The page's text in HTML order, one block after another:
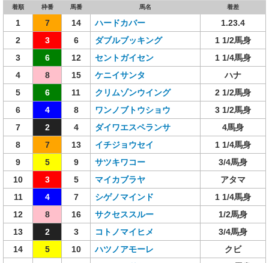
着順 枠番 馬番 馬名 着差
1 7 14 ハードカバー
1.23.4
2
3 6 ダブルブッキング
1 1/2馬身
3
6 12 セントガイセン
1 1/4馬身
4
8 15 ケニイサンタ
ハナ
5
6 11 クリムゾンウイング
2 1/2馬身
6
4 8 ワンノブトウショウ
3 1/2馬身
7
2 4 ダイワエスペランサ
4馬身
8
7 13 イチジョウセイ
1 1/4馬身
9
5 9 サツキワコー
3/4馬身
10
3 5 マイカブラヤ
アタマ
11
4 7 シゲノマインド
1 1/4馬身
12
8 16 サクセススルー
1/2馬身
13
2 3 コトノマイヒメ
3/4馬身
14
5 10 ハツノアモーレ
クビ